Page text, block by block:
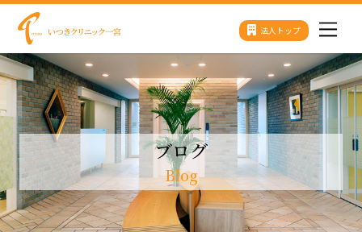
content
法人トップ
ブログ
Blog